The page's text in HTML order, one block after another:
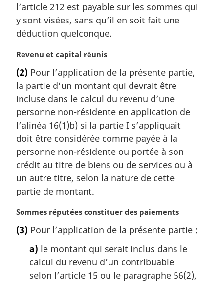
e
m
a
g
n
a
l
e
:
l’article 212 est payable sur les sommes qui
y sont visées, sans qu’il en soit fait une
déduction quelconque.
N
t
e
m
r
g
i
n
a
e
:
Revenu et capital réunis
(2) Pour l’application de la présente partie,
la partie d’un montant qui devrait être
incluse dans le calcul du revenu d’une
personne non-résidente en application de
l’alinéa 16(1)b) si la partie I s’appliquait
doit être considérée comme payée à la
personne non-résidente ou portée à son
crédit au titre de biens ou de services ou à
un autre titre, selon la nature de cette
partie de montant.
N
t
Sommes réputées constituer des paiements
(3) Pour l’application de la présente partie :
a) le montant qui serait inclus dans le
calcul du revenu d’un contribuable
selon l’article 15 ou le paragraphe 56(2),